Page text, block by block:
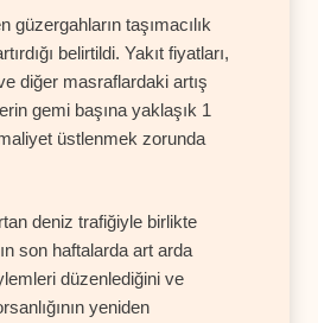
güzergahların taşımacılık
belirtildi. Yakıt fiyatları,
diğer masraflardaki artış
gemi başına yaklaşık 1
üstlenmek zorunda
deniz trafiğiyle birlikte
son haftalarda art arda
düzenlediğini ve
yeniden